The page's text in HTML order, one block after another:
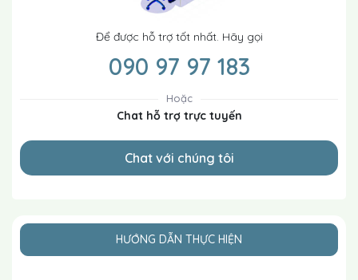
Để được hỗ trợ tốt nhất. Hãy gọi
090 97 97 183
Hoặc
Chat hỗ trợ trực tuyến
Chat với chúng tôi
HƯỚNG DẪN THỰC HIỆN